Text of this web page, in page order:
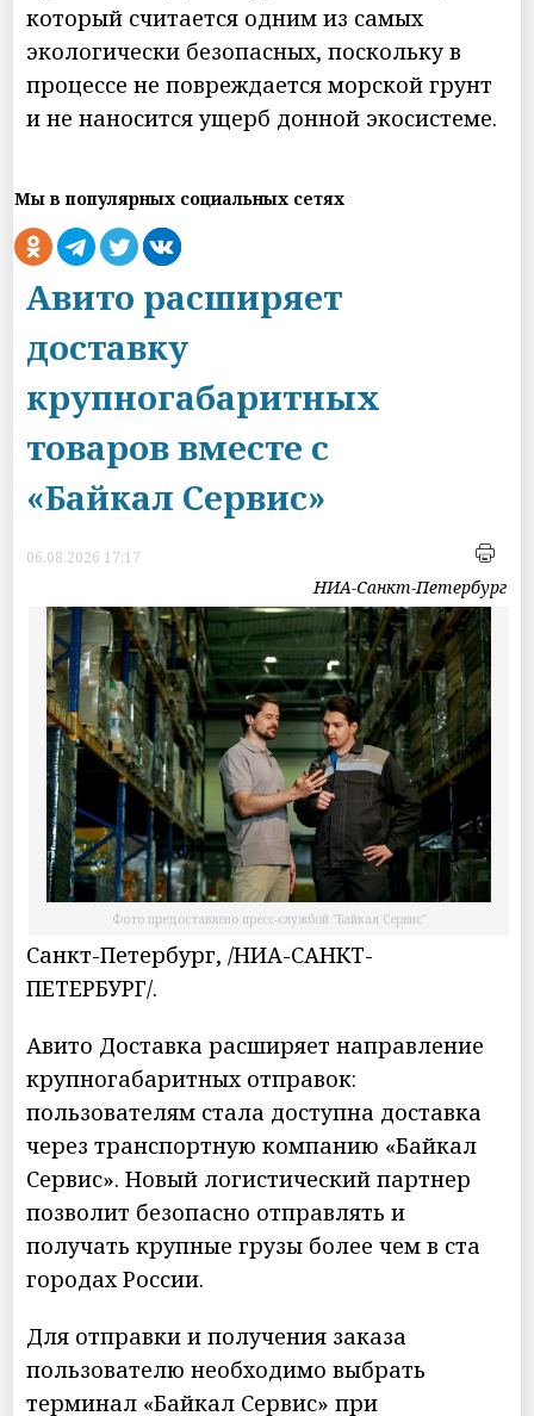
который считается одним из самых
экологически безопасных, поскольку в
процессе не повреждается морской грунт
и не наносится ущерб донной экосистеме.
Мы в популярных социальных сетях
Авито расширяет
доставку
крупногабаритных
товаров вместе с
«Байкал Сервис»
06.08.2026 17:17
НИА-Санкт-Петербург
Фото предоставлено пресс-службой "Байкал Сервис"
Санкт-Петербург, /НИА-САНКТ-
ПЕТЕРБУРГ/.
Авито Доставка расширяет направление
крупногабаритных отправок:
пользователям стала доступна доставка
через транспортную компанию «Байкал
Сервис». Новый логистический партнер
позволит безопасно отправлять и
получать крупные грузы более чем в ста
городах России.
Для отправки и получения заказа
пользователю необходимо выбрать
терминал «Байкал Сервис» при